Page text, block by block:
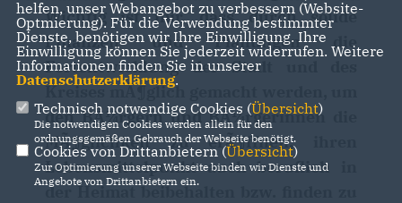
Wichtig ist mir, dass durch solide
Finanzen und Planungen die
Fortentwicklung der Stadt und des
Kreises mÃ¶glich gemacht werden, um
den BÃ¼rgern und BÃ¼rgerinnen die
MÃ¶glichkeit zu erÃ¶ffnen, ihren
Lebensmittelpunkt auch beruflich in
der Heimat beibehalten bzw. finden zu
helfen, unser Webangebot zu verbessern (Website-
Optmierung). Für die Verwendung bestimmter
Dienste, benötigen wir Ihre Einwilligung. Ihre
Einwilligung können Sie jederzeit widerrufen. Weitere
Informationen finden Sie in unserer
Datenschutzerklärung.
Technisch notwendige Cookies (Übersicht)
Die notwendigen Cookies werden allein für den
ordnungsgemäßen Gebrauch der Webseite benötigt.
Cookies von Drittanbietern (Übersicht)
Zur Optimierung unserer Webseite binden wir Dienste und
Angebote von Drittanbietern ein.